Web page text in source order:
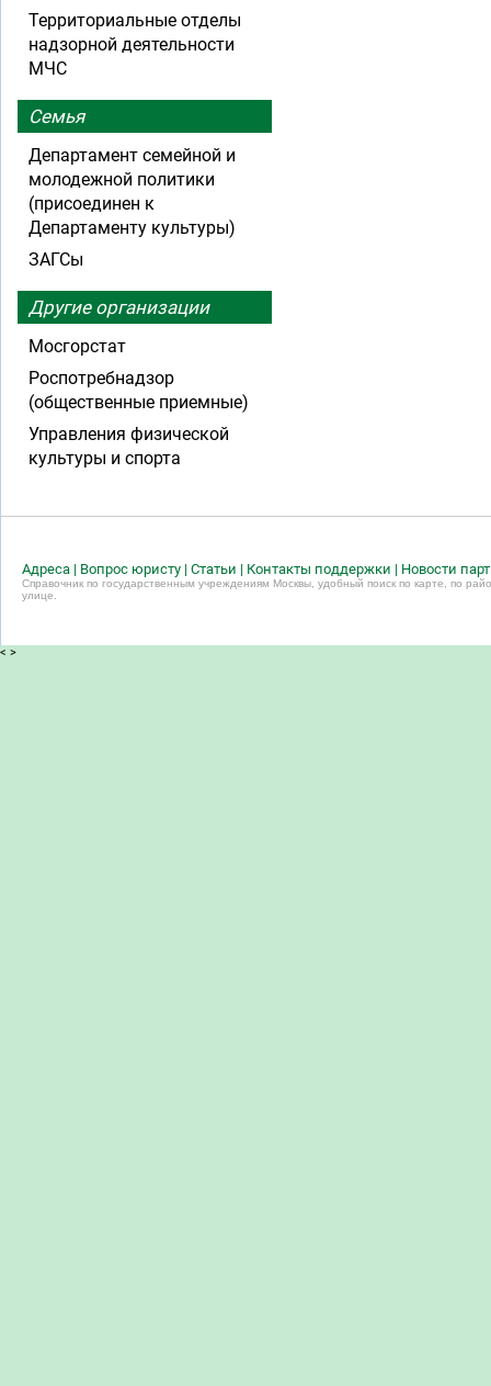
Территориальные отделы
надзорной деятельности
МЧС
Семья
Департамент семейной и
молодежной политики
(присоединен к
Департаменту культуры)
ЗАГСы
Другие организации
Мосгорстат
Роспотребнадзор
(общественные приемные)
Управления физической
культуры и спорта
Адреса | Вопрос юристу | Статьи | Контакты поддержки | Новости
Справочник по государственным учреждениям Москвы, удобный поиск по карте, по
улице.
< >